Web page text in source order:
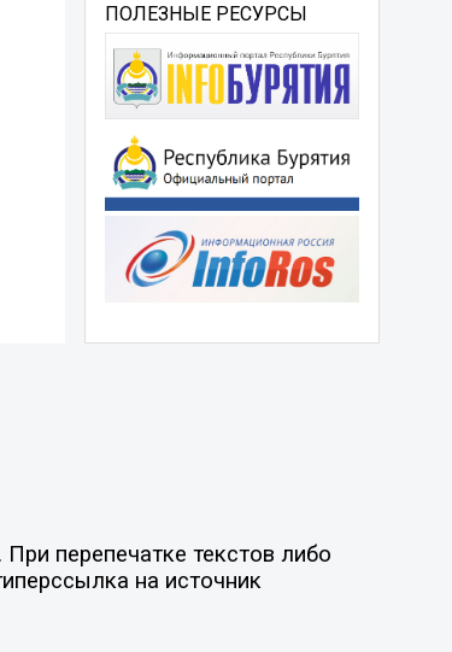
ПОЛЕЗНЫЕ РЕСУРСЫ
перепечатке текстов либо
на источник